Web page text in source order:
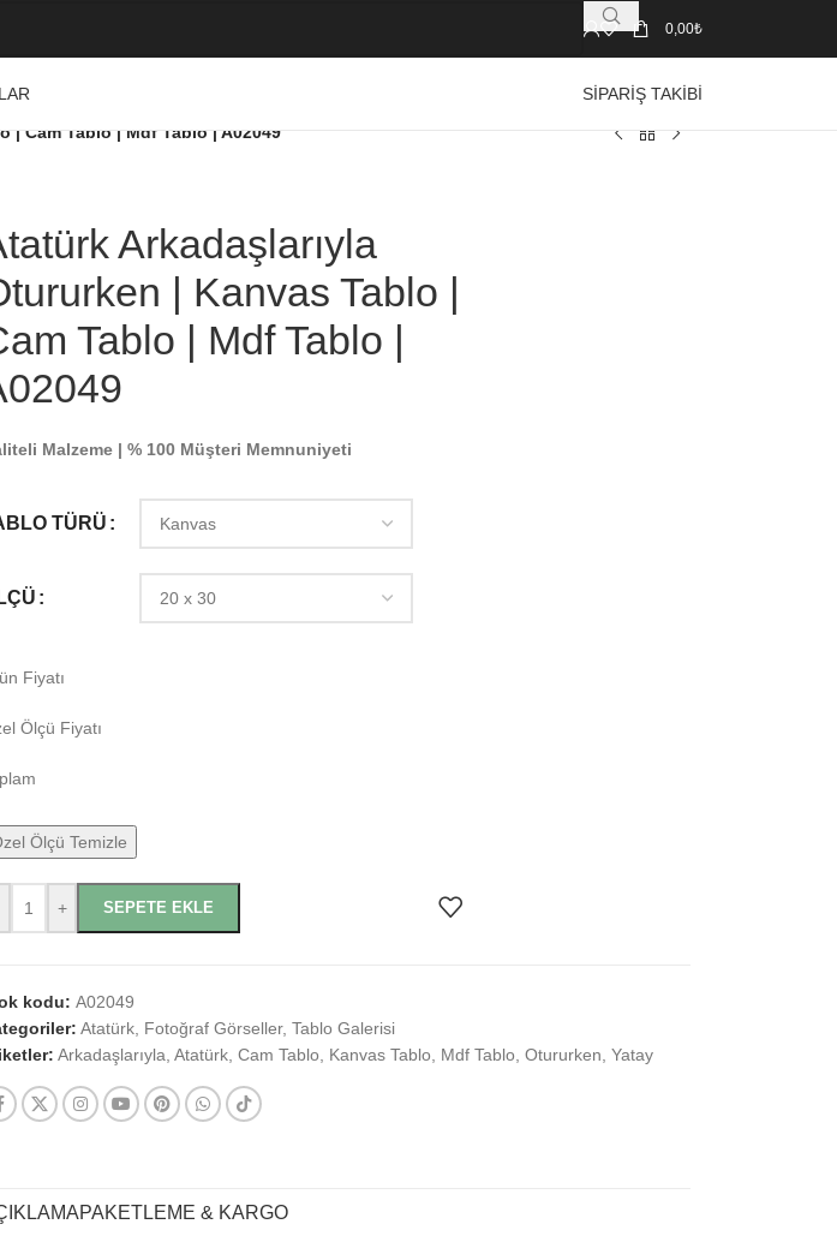
0,00₺
SIPARIŞ TAKIBI
| Cam Tablo | Mdf Tablo | A02049
Arkadaşlarıyla
| Kanvas Tablo |
Tablo | Mdf Tablo |
Malzeme | % 100 Müşteri Memnuniyeti
TÜRÜ
Fiyatı
Ölçü Fiyatı
Ölçü Temizle
+ SEPETE EKLE
kodu: A02049
Atatürk Fotoğraf Görseller, Tablo Galerisi
Arkadaşlarıyla Atatürk Cam Tablo Kanvas Tablo Mdf Tablo Otururken Yatay
PAKETLEME & KARGO